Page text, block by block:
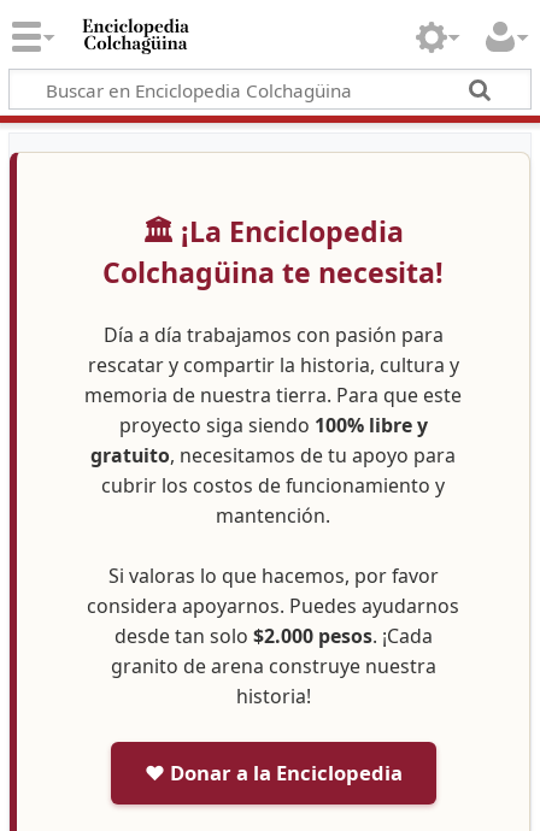
🏛️ ¡La Enciclopedia
Colchagüina te necesita!
Día a día trabajamos con pasión para
rescatar y compartir la historia, cultura y
memoria de nuestra tierra. Para que este
proyecto siga siendo 100% libre y
gratuito, necesitamos de tu apoyo para
cubrir los costos de funcionamiento y
mantención.
Si valoras lo que hacemos, por favor
considera apoyarnos. Puedes ayudarnos
desde tan solo $2.000 pesos. ¡Cada
granito de arena construye nuestra
historia!
❤️ Donar a la Enciclopedia